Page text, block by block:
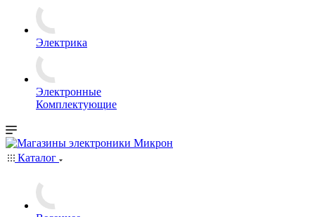
Электрика
Электронные
Комплектующие
Каталог